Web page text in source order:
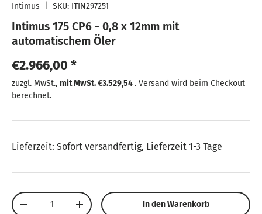
Intimus SKU: ITIN297251
Intimus 175 CP6 - 0,8 x 12mm mit
automatischem Öler
Normaler Preis
€2.966,00 *
zuzgl. MwSt., Normaler Preis
mit MwSt.€3.529,54. Versand wird beim Checkout
berechnet.
Lieferzeit: Sofort versandfertig, Lieferzeit 1-3 Tage
Anzahl
Menge verringernMenge erhöhen In den Warenkorb